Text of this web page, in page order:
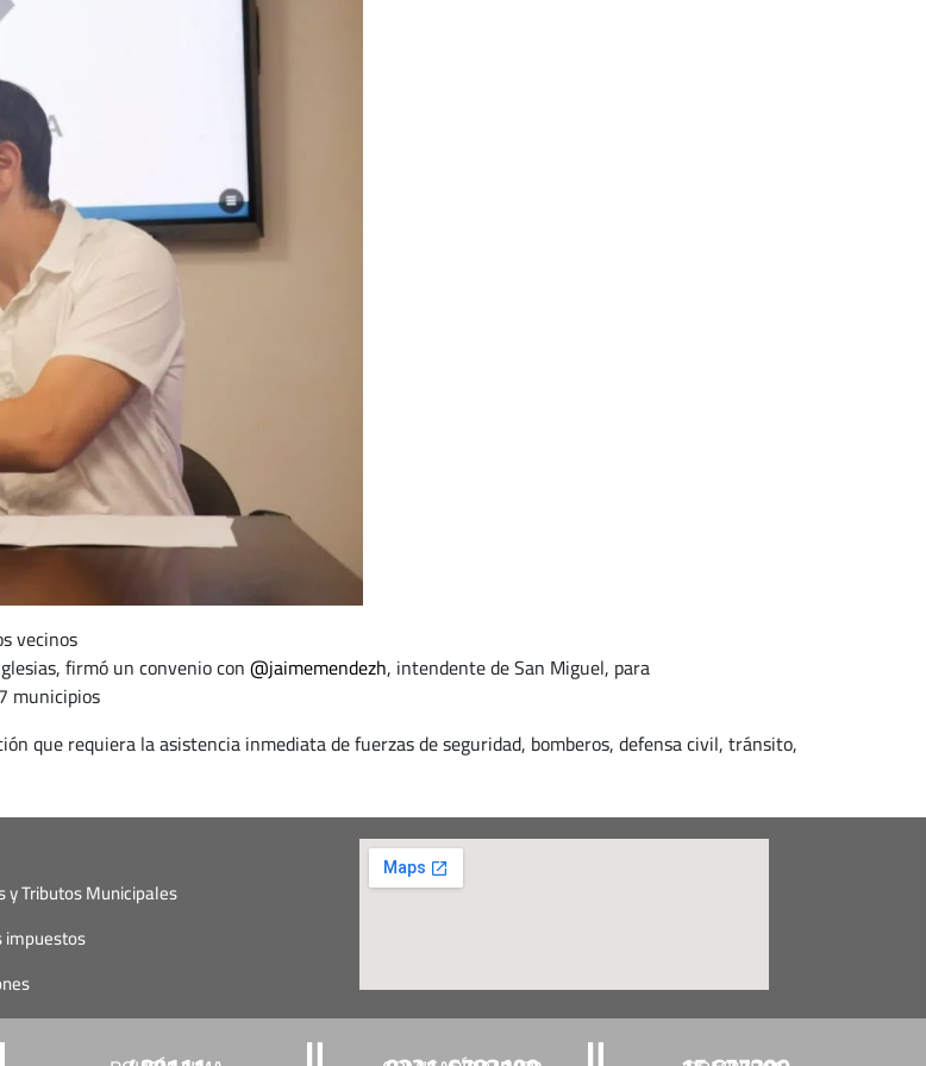
vecinos
firmó un convenio con@jaimemendezh, intendente de San Miguel, para
municipios
que requiera la asistencia inmediata de fuerzas de seguridad, bomberos, defensa civil, tránsito,
y Tributos Municipales
impuestos